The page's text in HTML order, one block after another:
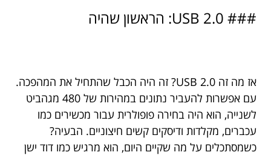
### USB 2.0: הראשון שהיה
אז מה זה USB 2.0? זה היה הכבל שהתחיל את המהפכה.
עם אפשרות להעביר נתונים במהירות של 480 מגהביט
לשנייה, הוא היה בחירה פופולרית עבור מכשירים כמו
עכברים, מקלדות ודיסקים קשים חיצוניים. הבעיה?
כשמסתכלים על מה שקיים היום, הוא מרגיש כמו דוד ישן